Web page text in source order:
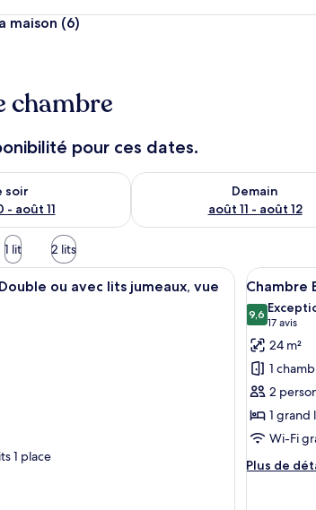
maison (6)
chambre
pour ces dates.
soir
- août 11
pour ce soir août 10 - août 11
Demain
août 11 - août 12
Vérifier la disponibilité pour
1 lit 2 lits
Une chambre avec un grand lit, une chaise,
ou avec lits jumeaux, vue
1 place
Afficher
toutes
les
photos
pour
ce
type
de
7
Chambre
9,69,6 sur 10
17 avis
(17 avis)
24 m²
1
2
1 grand
Wi-Fi
Plus de
Plus